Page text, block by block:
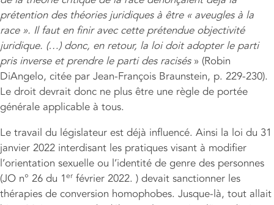
prétention des théories juridiques à être « aveugles à la
race ». Il faut en finir avec cette prétendue objectivité
juridique. (…) donc, en retour, la loi doit adopter le parti
pris inverse et prendre le parti des racisés » (Robin
DiAngelo, citée par Jean-François Braunstein, p. 229-230).
Le droit devrait donc ne plus être une règle de portée
générale applicable à tous.
Le travail du législateur est déjà influencé. Ainsi la loi du 31
janvier 2022 interdisant les pratiques visant à modifier
l’orientation sexuelle ou l’identité de genre des personnes
(JO n° 26 du 1er février 2022. ) devait sanctionner les
thérapies de conversion homophobes. Jusque-là, tout allait